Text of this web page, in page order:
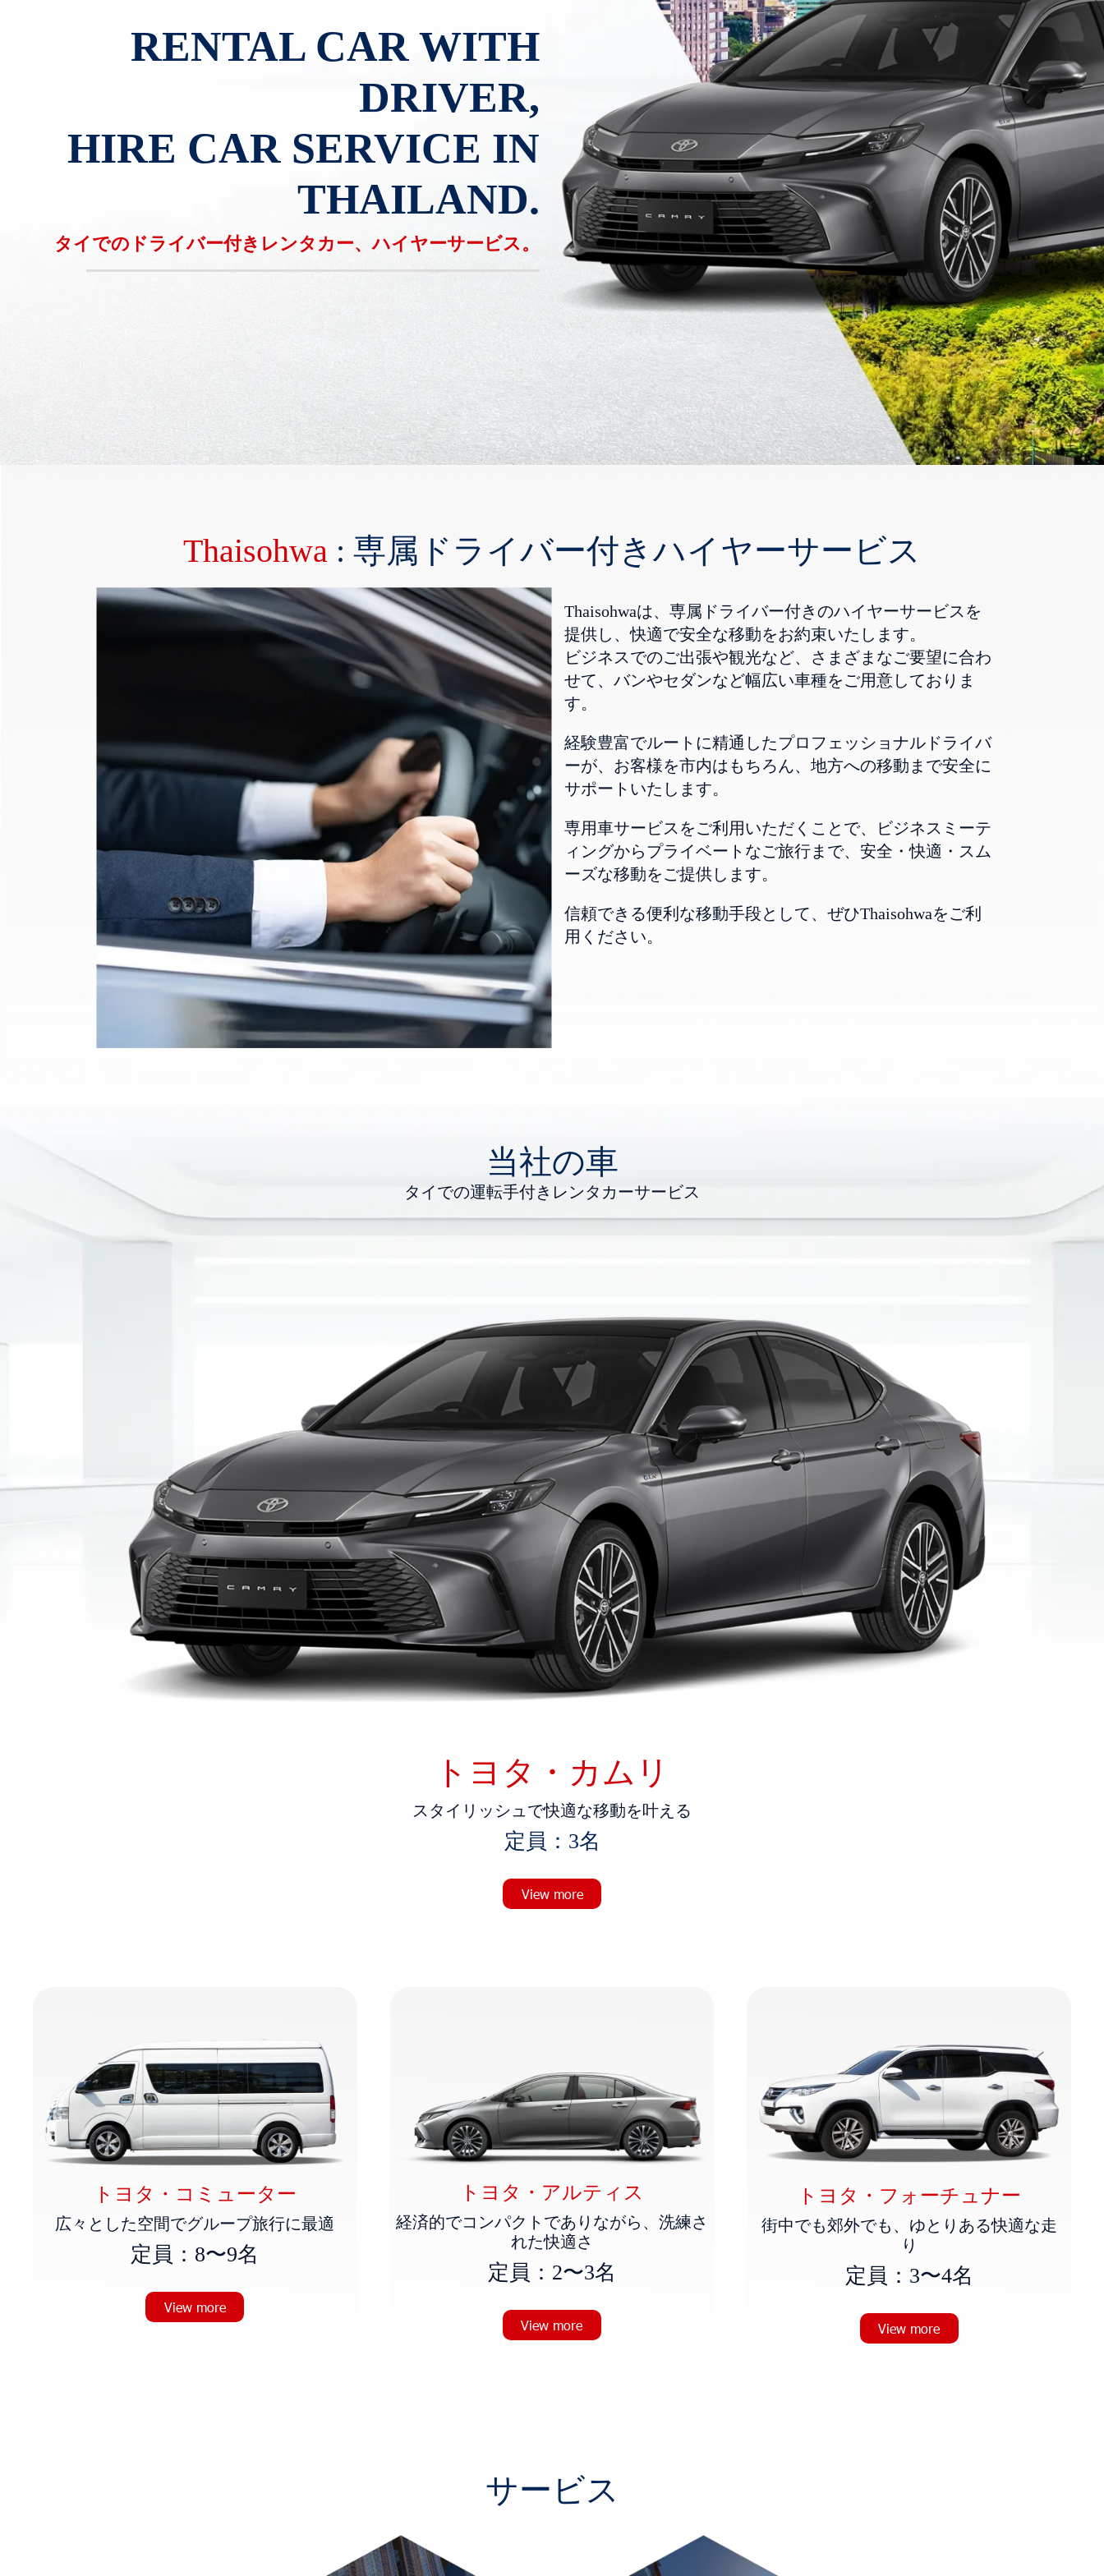
RENTAL CAR WITH
DRIVER,
HIRE CAR SERVICE IN
THAILAND.
タイでのドライバー付きレンタカー、ハイヤーサービス。
Thaisohwa : 専属ドライバー付きハイヤーサービス
Thaisohwaは、専属ドライバー付きのハイヤーサービスを
提供し、快適で安全な移動をお約束いたします。
ビジネスでのご出張や観光など、さまざまなご要望に合わ
せて、バンやセダンなど幅広い車種をご用意しておりま
す。
経験豊富でルートに精通したプロフェッショナルドライバ
ーが、お客様を市内はもちろん、地方への移動まで安全に
サポートいたします。
専用車サービスをご利用いただくことで、ビジネスミーテ
ィングからプライベートなご旅行まで、安全・快適・スム
ーズな移動をご提供します。
信頼できる便利な移動手段として、ぜひThaisohwaをご利
用ください。
当社の車
タ イでの運転手付き レンタ カーサービス
トヨタ・カムリ
ス タ イ リ ッ シ ュ で快適な移動を叶え る
定 員 ： 3名
View more
トヨタ・コミューター
広々とした空間でグループ旅行に最適
定 員 ： 8〜9名
View more
トヨタ・アルティス
経済的でコンパクトでありながら、洗練さ
れた快適さ
定 員 ： 2〜3名
View more
トヨタ・フォーチュナー
街中でも郊外でも、ゆとりある快適な走
り
定 員 ： 3〜4名
View more
サービス